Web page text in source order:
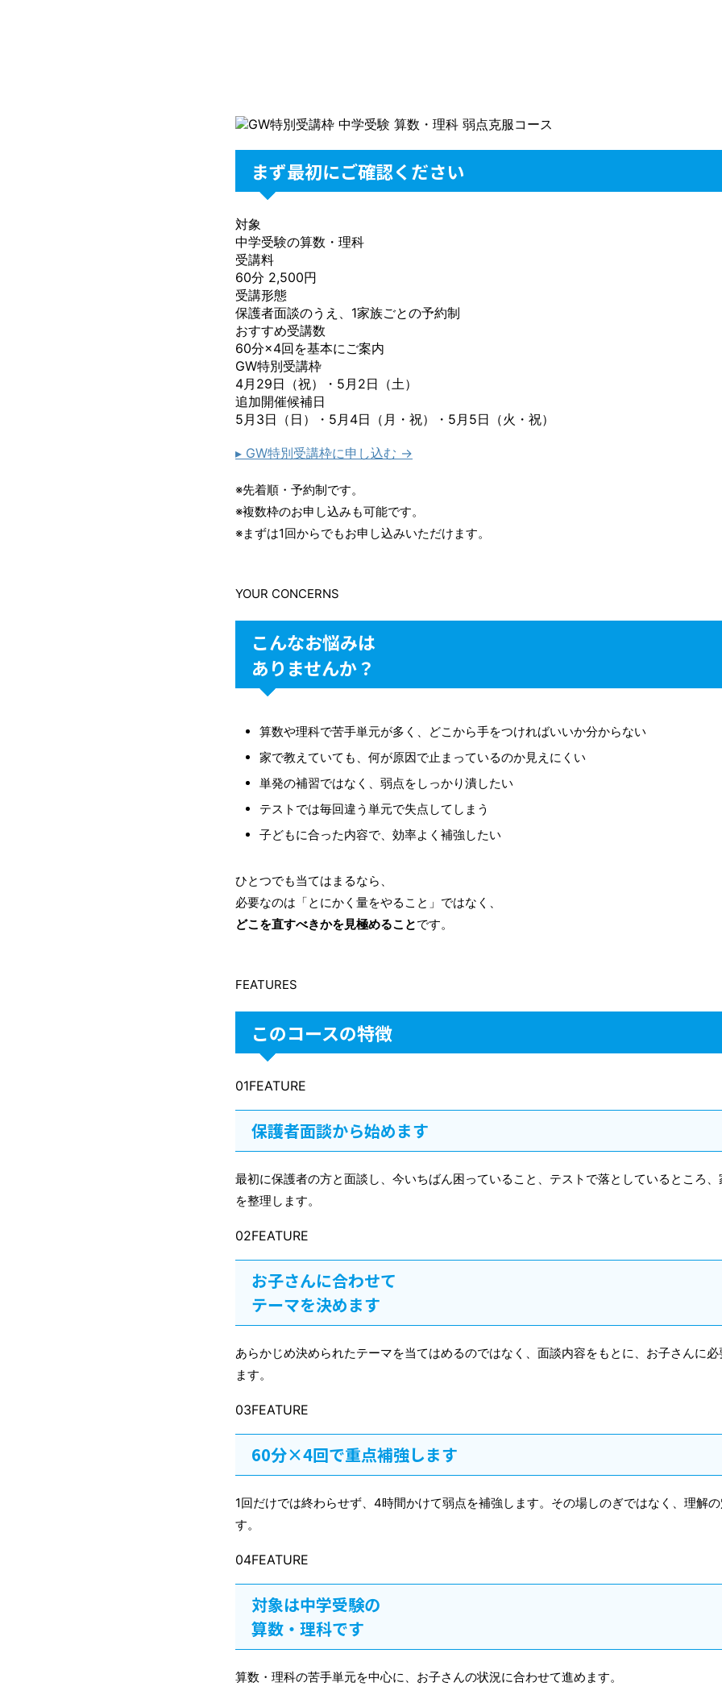
まず最初にご確認ください
対象
中学受験の算数・理科
受講料
60分 2,500円
受講形態
保護者面談のうえ、1家族ごとの予約制
おすすめ受講数
60分×4回を基本にご案内
GW特別受講枠
4月29日（祝）・5月2日（土）
追加開催候補日
5月3日（日）・5月4日（月・祝）・5月5日（火・祝）
▸ GW特別受講枠に申し込む →
※先着順・予約制です。
※複数枠のお申し込みも可能です。
※まずは1回からでもお申し込みいただけます。
YOUR CONCERNS
こんなお悩みは
ありませんか？
算数や理科で苦手単元が多く、どこから手をつければいいか分からない
家で教えていても、何が原因で止まっているのか見えにくい
単発の補習ではなく、弱点をしっかり潰したい
テストでは毎回違う単元で失点してしまう
子どもに合った内容で、効率よく補強したい
ひとつでも当てはまるなら、
必要なのは「とにかく量をやること」ではなく、
どこを直すべきかを見極めることです。
FEATURES
このコースの特徴
01FEATURE
保護者面談から始めます
最初に保護者の方と面談し、今いちばん困っていること、テストで落としているところ
を整理します。
02FEATURE
お子さんに合わせて
テーマを決めます
あらかじめ決められたテーマを当てはめるのではなく、面談内容をもとに、お子さんに
ます。
03FEATURE
60分×4回で重点補強します
1回だけでは終わらせず、4時間かけて弱点を補強します。その場しのぎではなく、理解
す。
04FEATURE
対象は中学受験の
算数・理科です
算数・理科の苦手単元を中心に、お子さんの状況に合わせて進めます。